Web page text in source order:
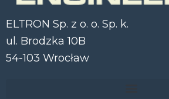
ELTRON Sp. z o. o. Sp. k.
ul. Brodzka 10B
54-103 Wrocław